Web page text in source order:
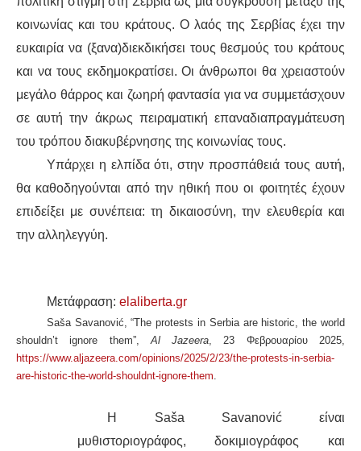
κοινωνίας και του κράτους. Ο λαός της Σερβίας έχει την
ευκαιρία να (ξανα)διεκδικήσει τους θεσμούς του κράτους
και να τους εκδημοκρατίσει. Οι άνθρωποι θα χρειαστούν
μεγάλο θάρρος και ζωηρή φαντασία για να συμμετάσχουν
σε αυτή την άκρως πειραματική επαναδιαπραγμάτευση
του τρόπου διακυβέρνησης της κοινωνίας τους.
Υπάρχει η ελπίδα ότι, στην προσπάθειά τους αυτή,
θα καθοδηγούνται από την ηθική που οι φοιτητές έχουν
επιδείξει με συνέπεια: τη δικαιοσύνη, την ελευθερία και
την αλληλεγγύη.
Μετάφραση: elaliberta.gr
Saša Savanović, “The protests in Serbia are historic, the world
shouldn’t ignore them”,Al Jazeera, 23 Φεβρουαρίου 2025,
https://www.aljazeera.com/opinions/2025/2/23/the-protests-in-serbia-
are-historic-the-world-shouldnt-ignore-them.
Η Saša Savanović είναι
μυθιστοριογράφος, δοκιμιογράφος και